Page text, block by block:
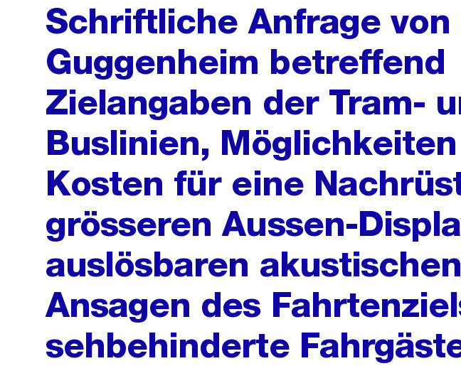
Schriftliche Anfrage von
Guggenheim betreffend
Zielangaben der Tram-
Buslinien,
Kosten für eine
grösseren Aussen-
auslösbaren akustischen
Ansagen des
sehbehinderte